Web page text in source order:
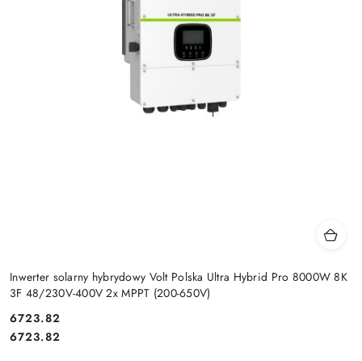
Inwerter solarny hybrydowy Volt Polska Ultra Hybrid Pro 8000W 8K
3F 48/230V-400V 2x MPPT (200-650V)
Cena:
6723.82
Cena:
6723.82